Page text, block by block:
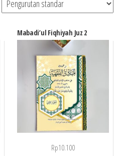
Mabadi’ul Fiqhiyah Juz 2
Rp10.100